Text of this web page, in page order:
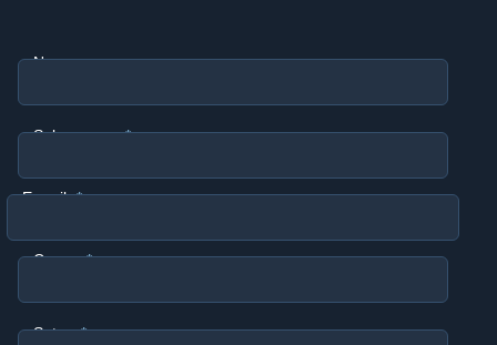
Nome
Sobrenome
E-mail
Cargo
Setor